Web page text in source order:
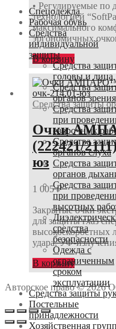
• Регулируемые по
технологией
максимального
эргономичных
В корзину
Средства защиты
Очки
(222421/
юз
1 005₽
Закрытые очки
для защиты глаз
высокоскоростных
удара, УФ-
В корзину
Авторское право ©
Спецодежда
Рабочая обувь
Средства
индивидуальной
защиты
Средства
головы и лица
Средства
органов зрения
Средства
при
сварочных
Средства
органов слуха
Средства
органов
Средства
при
высотных
средства
безопасности
Одежда с
ограниченным
сроком
эксплуатации
Средства защиты
Постельные
принадлежности
Хозяйственная